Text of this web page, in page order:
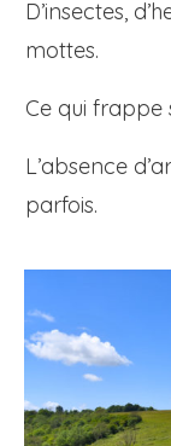
D’insectes,
mottes.
Ce qui frappe
L’absence
parfois.